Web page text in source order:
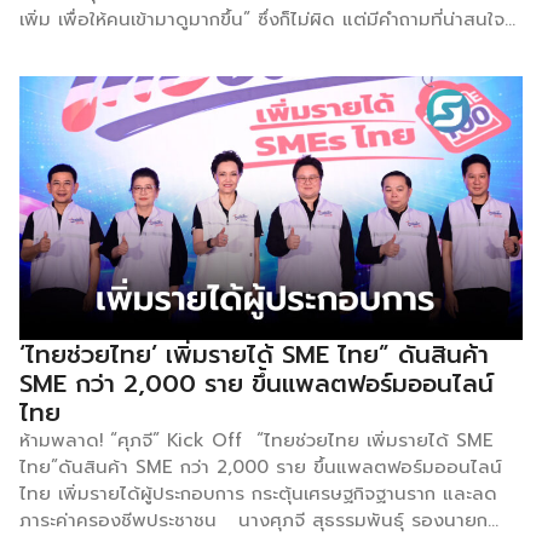
เพิ่ม เพื่อให้คนเข้ามาดูมากขึ้น” ซึ่งก็ไม่ผิด แต่มีคำถามที่น่าสนใจ
เพิ่มขึ้นจาก 10 คนเป็น 20 คนได้ ยอดขายธุรกิจจะเพิ่มขึ้น 100%
โดยไม่ต้องจ่ายค่าโฆษณาเพิ่มแม้แต่บาทเดียว นี่คือแก่นแท้ของ
Conversion Optimization โดยกลยุทธ์ที่แบรนด์ชั้นนำทั่วโลก
ใช้อยู่เงียบ ๆ แต่ SME ไทยส่วนใหญ่ยังไม่รู้จักหรือไม่เคยจริงจัง
กับมันสักเท่าไหร่ [ปัญหาที่ SME ไทยเจออยู่ทุกวัน: วิ่งหาคนใหม่
แต่ลืมรักษาคนเก่า] แน่นอนว่าธุรกิจ SME ส่วนใหญ่มีรูปแบบการ
ตลาดที่คล้ายกันคือ ทุ่มงบโฆษณา Facebook, TikTok, หรือ […]
‘ไทยช่วยไทย’ เพิ่มรายได้ SME ไทย” ดันสินค้า
SME กว่า 2,000 ราย ขึ้นแพลตฟอร์มออนไลน์
ไทย
ห้ามพลาด! “ศุภจี” Kick Off “ไทยช่วยไทย เพิ่มรายได้ SME
ไทย”ดันสินค้า SME กว่า 2,000 ราย ขึ้นแพลตฟอร์มออนไลน์
ไทย เพิ่มรายได้ผู้ประกอบการ กระตุ้นเศรษฐกิจฐานราก และลด
ภาระค่าครองชีพประชาชน นางศุภจี สุธรรมพันธุ์ รองนายก